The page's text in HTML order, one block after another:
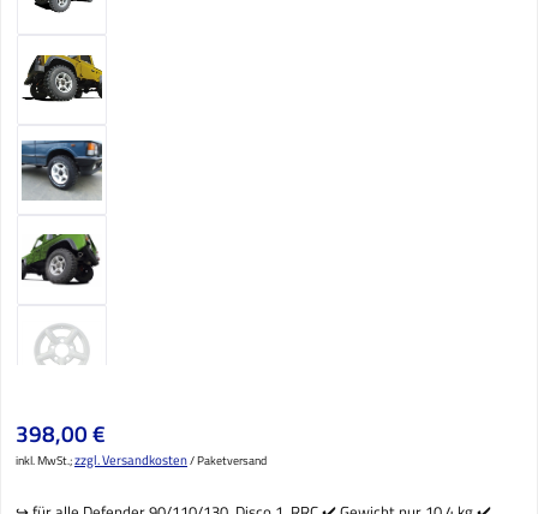
Regulärer Preis:
398,00 €
inkl. MwSt.;zzgl. Versandkosten/ Paketversand